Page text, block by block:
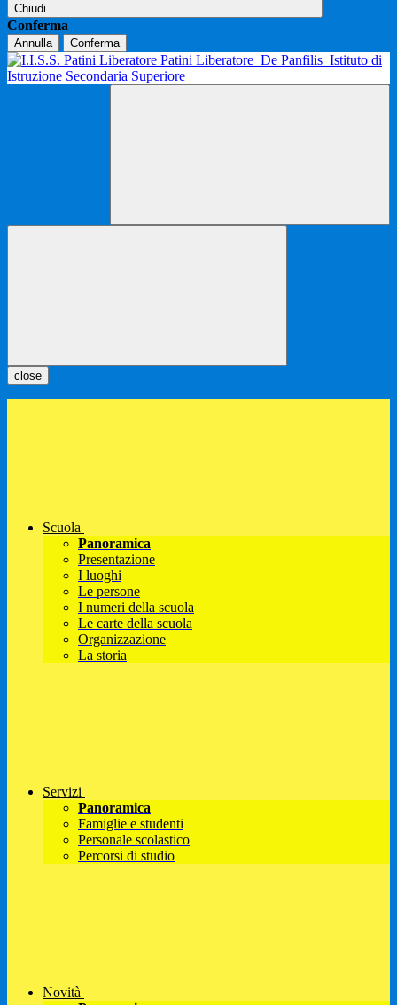
Chiudi
Conferma
Annulla Conferma
Patini Liberatore De Panfilis Istituto di
Istruzione Secondaria Superiore
close
Scuola
Panoramica
Presentazione
I luoghi
Le persone
I numeri della scuola
Le carte della scuola
Organizzazione
La storia
Servizi
Panoramica
Famiglie e studenti
Personale scolastico
Percorsi di studio
Novità